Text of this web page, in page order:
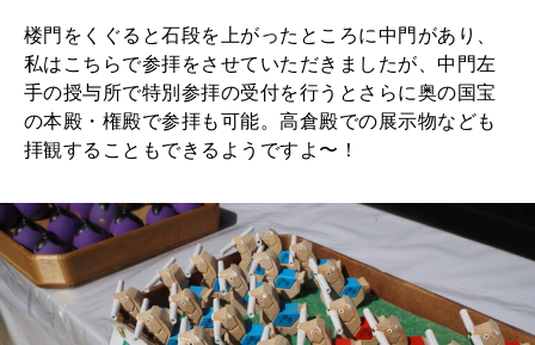
楼門をくぐると石段を上がったところに中門があり、
私はこちらで参拝をさせていただきましたが、中門左
手の授与所で特別参拝の受付を行うとさらに奥の国宝
の本殿・権殿で参拝も可能。高倉殿での展示物なども
拝観することもできるようですよ〜！